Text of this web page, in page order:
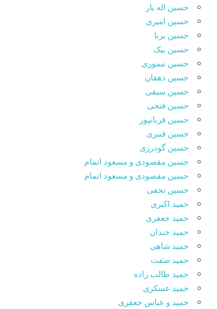
حسین اله یار
حسین امیری
حسین برنا
حسین بیک
حسین تیموری
حسین دهقان
حسین سیفی
حسین فتحی
حسین قربانپور
حسین قنبری
حسین گودرزی
حسین مقصودى و مسعود اتمام
حسین مقصودی و مسعود اتمام
حسین نجفی
حمید اکبری
حمید جعفری
حمید خندان
حمید شاهی
حمید صفت
حمید طالب زاده
حمید عسکری
حمید و عباس جعفری